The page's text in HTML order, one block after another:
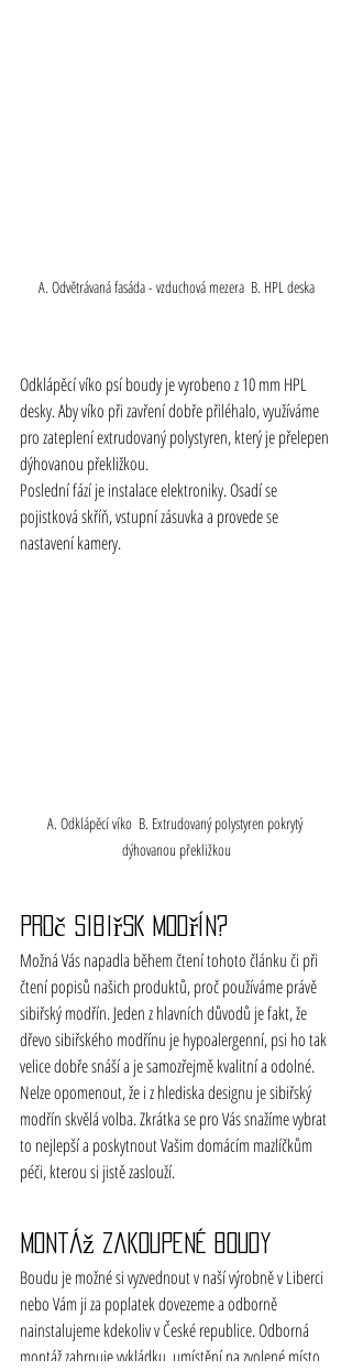
A. Odvětrávaná fasáda - vzduchová mezera  B. HPL deska
Odklápěcí víko psí boudy je vyrobeno z 10 mm HPL
desky. Aby víko při zavření dobře přiléhalo, využíváme
pro zateplení extrudovaný polystyren, který je přelepen
dýhovanou překližkou.
Poslední fází je instalace elektroniky. Osadí se
pojistková skříň, vstupní zásuvka a provede se
nastavení kamery.
A. Odklápěcí víko  B. Extrudovaný polystyren pokrytý
dýhovanou překližkou
Proč sibiřský modřín?
Možná Vás napadla během čtení tohoto článku či při
čtení popisů našich produktů, proč používáme právě
sibiřský modřín. Jeden z hlavních důvodů je fakt, že
dřevo sibiřského modřínu je hypoalergenní, psi ho tak
velice dobře snáší a je samozřejmě kvalitní a odolné.
Nelze opomenout, že i z hlediska designu je sibiřský
modřín skvělá volba. Zkrátka se pro Vás snažíme vybrat
to nejlepší a poskytnout Vašim domácím mazlíčkům
péči, kterou si jistě zaslouží.
Montáž zakoupené boudy
Boudu je možné si vyzvednout v naší výrobně v Liberci
nebo Vám ji za poplatek dovezeme a odborně
nainstalujeme kdekoliv v České republice. Odborná
montáž zahrnuje vykládku, umístění na zvolené místo,